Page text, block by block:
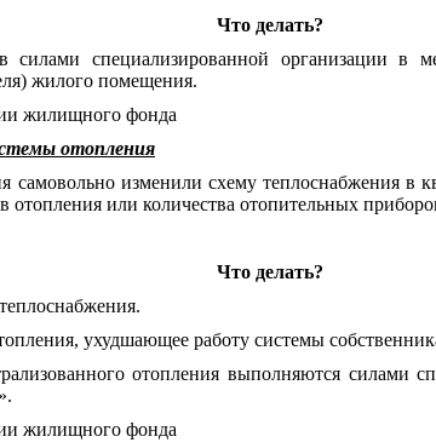
Что делать?
силами специализированной
жилого помещения.
жилищного фонда
отопления
изменили схему теплоснабжения в
отопления или количества отопительных
Что делать?
ухудшающее работу системы
отопления выполняются силами
жилищного фонда